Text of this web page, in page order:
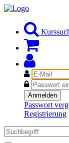
E-
Mail
Passwort
Anmelden
Passwort
Registrierung